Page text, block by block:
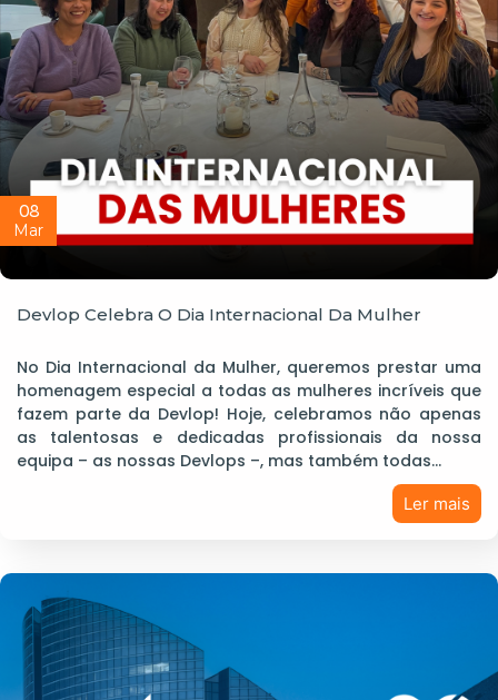
08
Mar
Devlop Celebra O Dia Internacional Da Mulher
No Dia Internacional da Mulher, queremos prestar uma
homenagem especial a todas as mulheres incríveis que
fazem parte da Devlop! Hoje, celebramos não apenas
as talentosas e dedicadas profissionais da nossa
equipa – as nossas Devlops –, mas também todas…
Ler mais